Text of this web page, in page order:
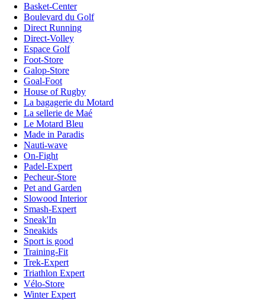
Basket-Center
Boulevard du Golf
Direct Running
Direct-Volley
Espace Golf
Foot-Store
Galop-Store
Goal-Foot
House of Rugby
La bagagerie du Motard
La sellerie de Maé
Le Motard Bleu
Made in Paradis
Nauti-wave
On-Fight
Padel-Expert
Pecheur-Store
Pet and Garden
Slowood Interior
Smash-Expert
Sneak'In
Sneakids
Sport is good
Training-Fit
Trek-Expert
Triathlon Expert
Vélo-Store
Winter Expert